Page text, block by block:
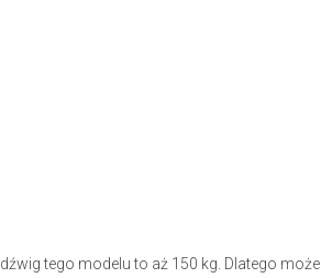
tego modelu to aż 150 kg. Dlatego może